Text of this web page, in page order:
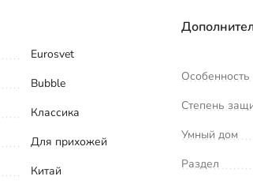
Eurosvet
Bubble
Классика
Для прихожей
Китай
Особенность
Степень
Умный дом
Раздел